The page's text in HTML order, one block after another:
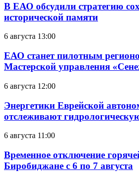
В ЕАО обсудили стратегию
исторической памяти
6 августа 13:00
ЕАО станет пилотным
Мастерской управления
6 августа 12:00
Энергетики Еврейской
отслеживают
6 августа 11:00
Временное отключение
Биробиджане с 6 по 7 августа